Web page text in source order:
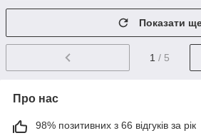
Показати
1 / 5
Про нас
98% позитивних з 66 відгуків за рік